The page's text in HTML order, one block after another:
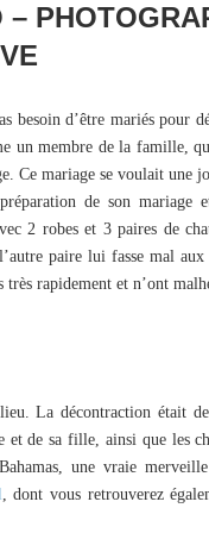
besoin d’être mariés pour
un membre de la famille,
Ce mariage se voulait une
de son mariage
2 robes et 3 paires de
paire lui fasse mal
rapidement et n’ont
La décontraction était
de sa fille, ainsi que les
une vraie
, dont vous retrouverez